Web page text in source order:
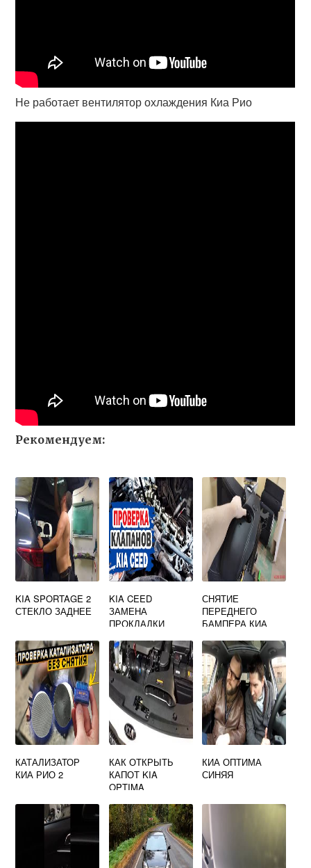
Не работает вентилятор охлаждения Киа Рио
Рекомендуем:
KIA SPORTAGE 2
СТЕКЛО ЗАДНЕЕ
KIA CEED
ЗАМЕНА
ПРОКЛАДКИ
КРЫШКИ
СНЯТИЕ
ПЕРЕДНЕГО
БАМПЕРА КИА
КАТАЛИЗАТОР
КИА РИО 2
КАК ОТКРЫТЬ
КАПОТ KIA
OPTIMA
КИА ОПТИМА
СИНЯЯ